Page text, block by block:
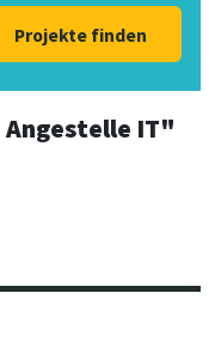
Projekte finden
IT"